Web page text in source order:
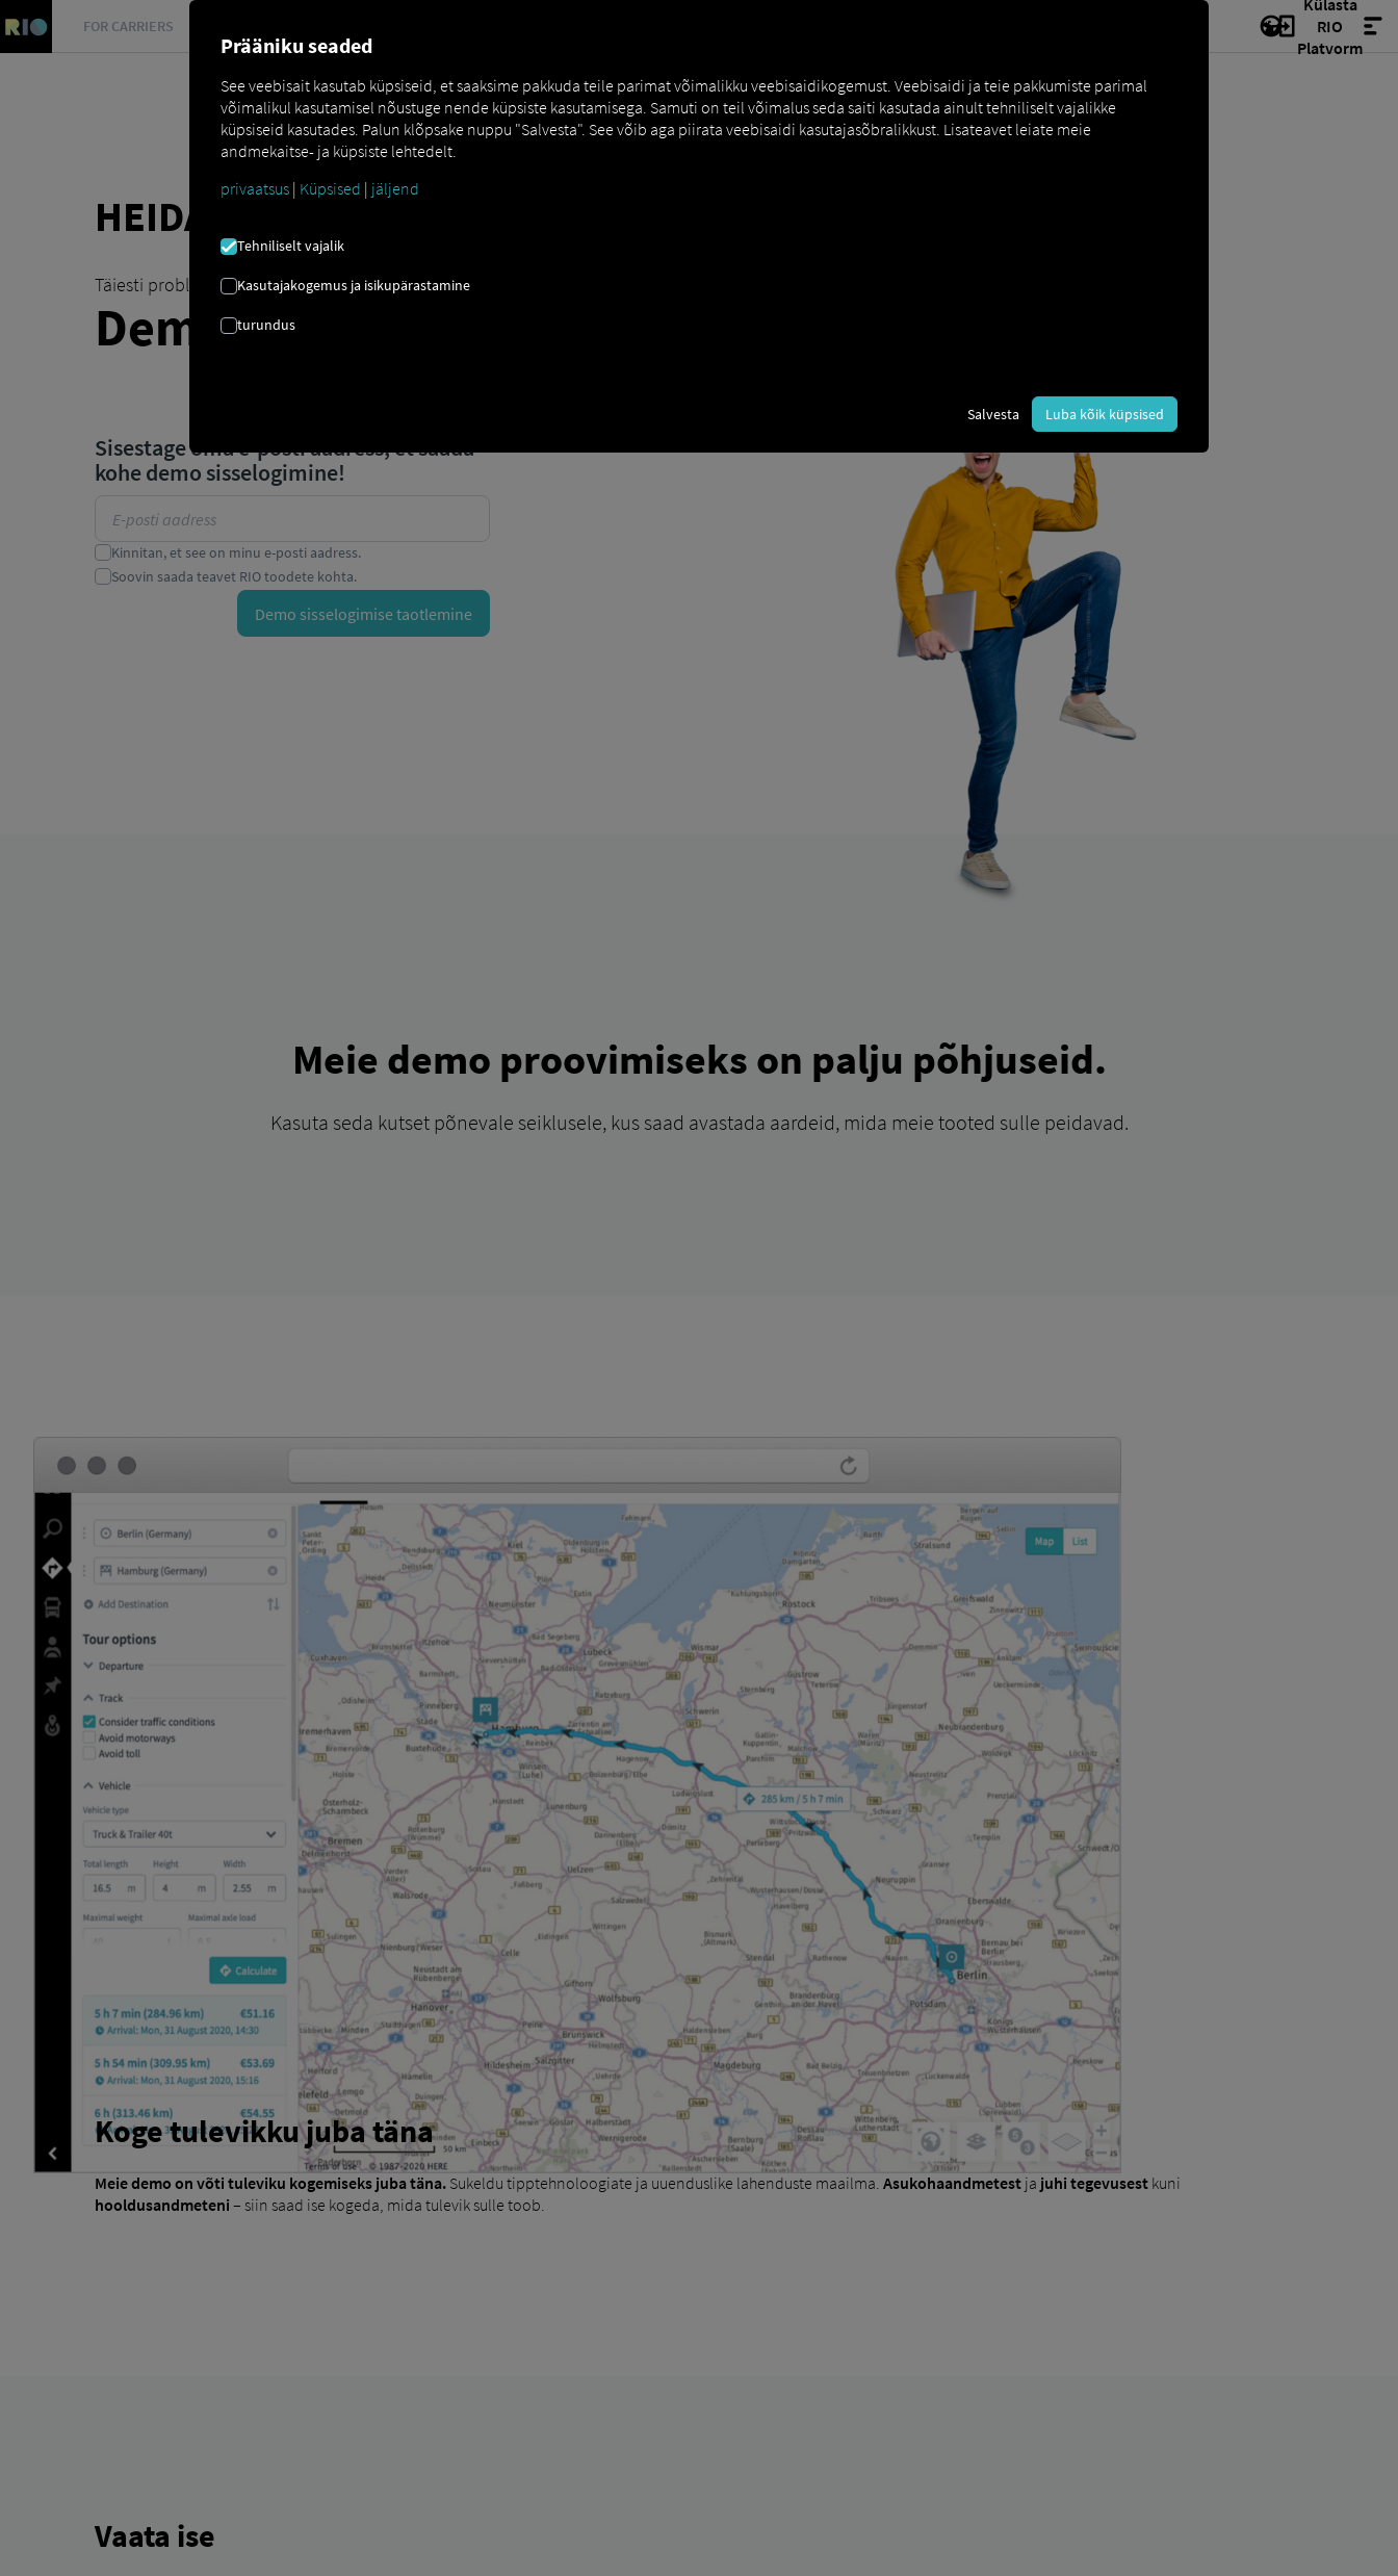
FOR CARRIERS
RIO
Platvorm
HEIDA PILK TULEVIKKU
Täiesti probleemivaba meie demojuurdepääsuga:
Demoandm
Meie demo proovimiseks on palju põhjuseid.
Kasuta seda kutset põnevale seiklusele, kus saad avastada aardeid, mida meie tooted sulle peidavad.
Koge tulevikku juba täna
Meie demo on võti tuleviku kogemiseks juba täna.Sukeldu tipptehnoloogiate ja uuenduslike lahenduste maailma. Asukohaandmetestja juhi tegevusestkuni
hooldusandmeteni – siin saad ise kogeda, mida tulevik sulle toob.
Vaata ise
Prääniku seaded
See veebisait kasutab küpsiseid, et saaksime pakkuda teile parimat võimalikku veebisaidikogemust. Veebisaidi ja teie pakkumiste parimal
võimalikul kasutamisel nõustuge nende küpsiste kasutamisega. Samuti on teil võimalus seda saiti kasutada ainult tehniliselt vajalikke
küpsiseid kasutades. Palun klõpsake nuppu "Salvesta". See võib aga piirata veebisaidi kasutajasõbralikkust. Lisateavet leiate meie
andmekaitse- ja küpsiste lehtedelt.
privaatsus | Küpsised | jäljend
Tehniliselt vajalik
Kasutajakogemus ja isikupärastamine
turundus
Salvesta Luba kõik küpsised